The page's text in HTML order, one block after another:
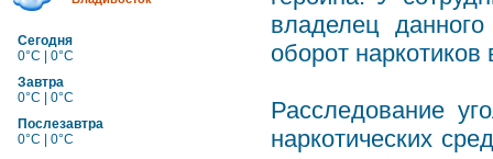
Сегодня
0°C | 0°C
Завтра
0°C | 0°C
Послезавтра
0°C | 0°C
владелец
оборот
Расследование
наркотических